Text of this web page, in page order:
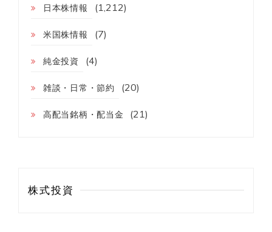
日本株情報 (1,212)
米国株情報 (7)
純金投資 (4)
雑談・日常・節約 (20)
高配当銘柄・配当金 (21)
株式投資